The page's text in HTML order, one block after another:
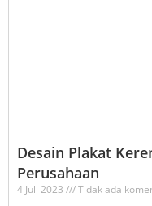
Desain Plakat
Perusahaan
4 Juli 2023 Tidak ada